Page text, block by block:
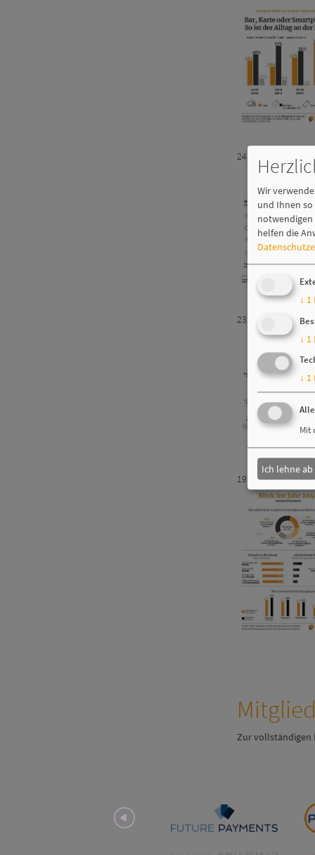
24.06.2020
23.04.2020
19.03.2020
Zur vollständigen
Wir
und Ihnen
notwendigen
helfen die
↓ 1
↓ 1
↓ 1
Mit
Ich lehne ab